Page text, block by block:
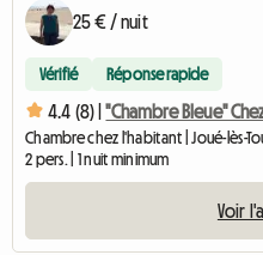
25 € / nuit
Vérifié Réponse rapide
4.4 (8) | "Chambre Bleue"
Chambre chez l'habitant | Joué-lès-
2 pers. | 1 nuit minimum
Voir